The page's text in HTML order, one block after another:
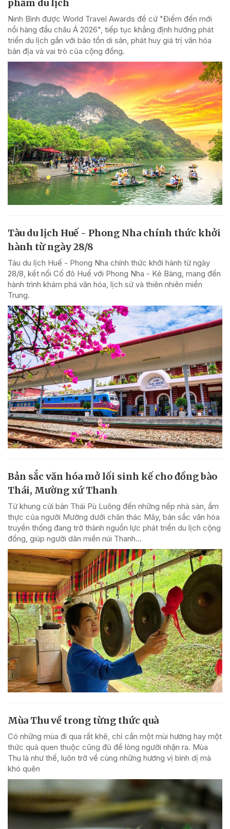
phẩm du lịch
Ninh Bình được World Travel Awards đề cử "Điểm đến mới
nổi hàng đầu châu Á 2026", tiếp tục khẳng định hướng phát
triển du lịch gắn với bảo tồn di sản, phát huy giá trị văn hóa
bản địa và vai trò của cộng đồng.
Tàu du lịch Huế - Phong Nha chính thức khởi
hành từ ngày 28/8
Tàu du lịch Huế - Phong Nha chính thức khởi hành từ ngày
28/8, kết nối Cố đô Huế với Phong Nha - Kẻ Bàng, mang đến
hành trình khám phá văn hóa, lịch sử và thiên nhiên miền
Trung.
Bản sắc văn hóa mở lối sinh kế cho đồng bào
Thái, Mường xứ Thanh
Từ khung cửi bản Thái Pù Luông đến những nếp nhà sàn, ẩm
thực của người Mường dưới chân thác Mây, bản sắc văn hóa
truyền thống đang trở thành nguồn lực phát triển du lịch cộng
đồng, giúp người dân miền núi Thanh...
Mùa Thu về trong từng thức quà
Có những mùa đi qua rất khẽ, chỉ cần một mùi hương hay một
thức quà quen thuộc cũng đủ để lòng người nhận ra. Mùa
Thu là như thế, luôn trở về cùng những hương vị bình dị mà
khó quên